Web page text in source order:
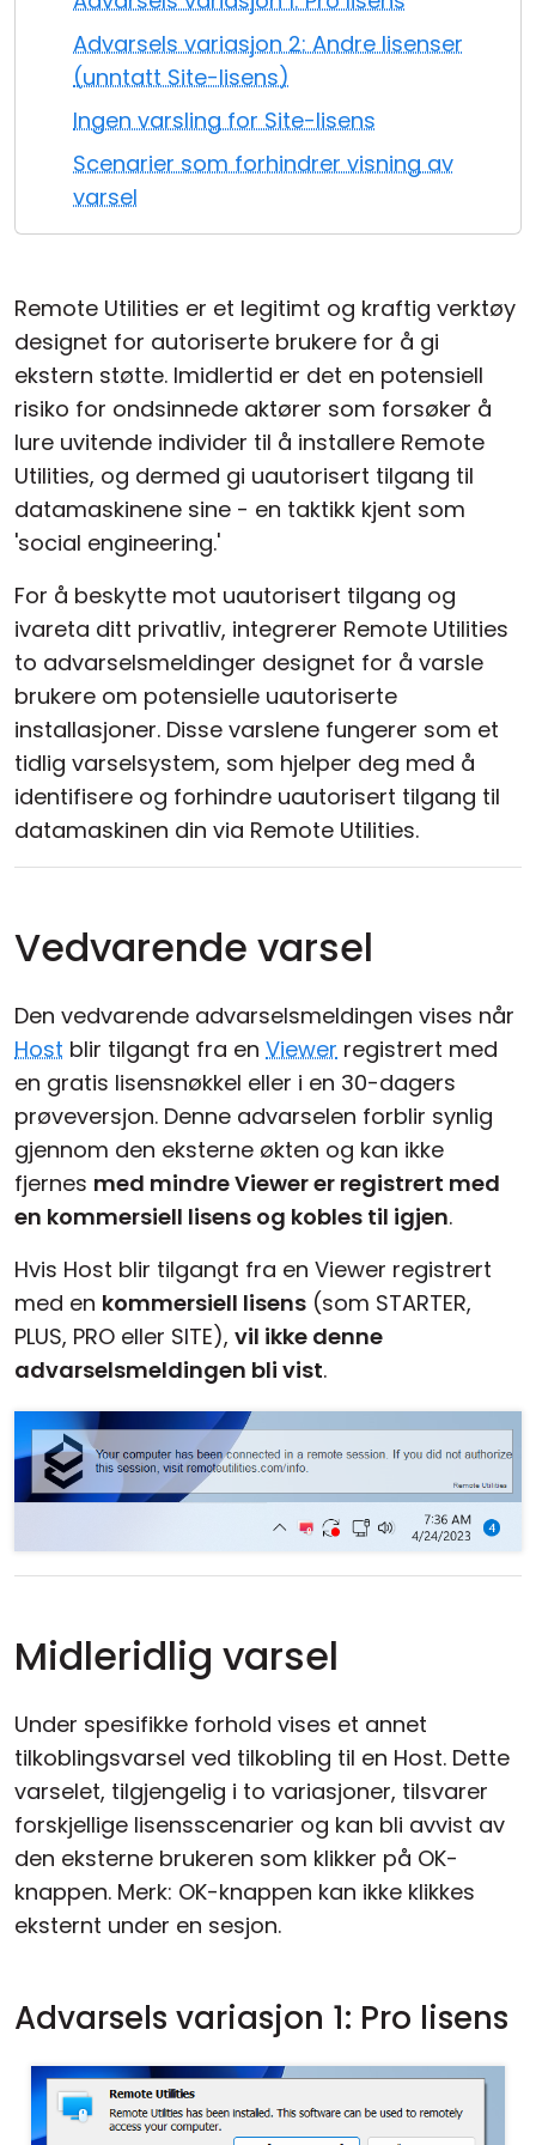
Advarsels variasjon 2: Andre lisenser
(unntatt Site-lisens)
Ingen varsling for Site-lisens
Scenarier som forhindrer visning av
varsel
Remote Utilities er et legitimt og kraftig verktøy
designet for autoriserte brukere for å gi
ekstern støtte. Imidlertid er det en potensiell
risiko for ondsinnede aktører som forsøker å
lure uvitende individer til å installere Remote
Utilities, og dermed gi uautorisert tilgang til
datamaskinene sine - en taktikk kjent som
'social engineering.'
For å beskytte mot uautorisert tilgang og
ivareta ditt privatliv, integrerer Remote Utilities
to advarselsmeldinger designet for å varsle
brukere om potensielle uautoriserte
installasjoner. Disse varslene fungerer som et
tidlig varselsystem, som hjelper deg med å
identifisere og forhindre uautorisert tilgang til
datamaskinen din via Remote Utilities.
Vedvarende varsel
Den vedvarende advarselsmeldingen vises når
Host blir tilgangt fra en Viewer registrert med
en gratis lisensnøkkel eller i en 30-dagers
prøveversjon. Denne advarselen forblir synlig
gjennom den eksterne økten og kan ikke
fjernes med mindre Viewer er registrert med
en kommersiell lisens og kobles til igjen.
Hvis Host blir tilgangt fra en Viewer registrert
med en kommersiell lisens (som STARTER,
PLUS, PRO eller SITE), vil ikke denne
advarselsmeldingen bli vist.
Midleridlig varsel
Under spesifikke forhold vises et annet
tilkoblingsvarsel ved tilkobling til en Host. Dette
varselet, tilgjengelig i to variasjoner, tilsvarer
forskjellige lisensscenarier og kan bli avvist av
den eksterne brukeren som klikker på OK-
knappen. Merk: OK-knappen kan ikke klikkes
eksternt under en sesjon.
Advarsels variasjon 1: Pro lisens
Sky- og lokal installasjon